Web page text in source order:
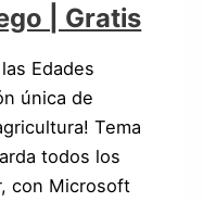
| Gratis
Edades
única de
Tema
todos los
con Microsoft